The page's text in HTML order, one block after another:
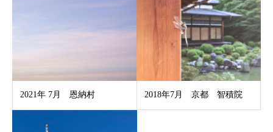
2021年 7月 恩納村 2018年7月 京都 智積院